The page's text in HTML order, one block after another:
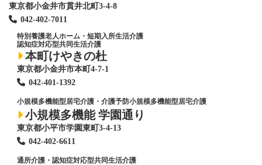
東京都小金井市貫井北町3-4-8
042-402-7011
特別養護老人ホーム ・短期入所生活介護
認知症対応型共同生活介護
本町けやきの杜
東京都小金井市本町4-7-1
042-401-1392
小規模多機能型居宅介護・介護予防小規模多機能型居宅介護
小規模多機能 学園通り
東京都小平市学園東町3-4-13
042-402-6611
通所介護・認知症対応型共同生活介護